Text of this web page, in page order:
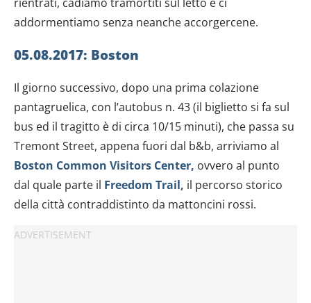
rientrati, cadiamo tramortiti sul letto e ci
addormentiamo senza neanche accorgercene.
05.08.2017: Boston
Il giorno successivo, dopo una prima colazione
pantagruelica, con l’autobus n. 43 (il biglietto si fa sul
bus ed il tragitto è di circa 10/15 minuti), che passa su
Tremont Street, appena fuori dal b&b, arriviamo al
Boston Common Visitors Center, ovvero al punto
dal quale parte il Freedom Trail, il percorso storico
della città contraddistinto da mattoncini rossi.